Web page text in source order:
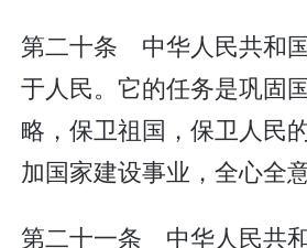
第二十条 中华人民共和
于人民。它的任务是巩固
略，保卫祖国，保卫人民
加国家建设事业，全心全
第二十一条 中华人民共